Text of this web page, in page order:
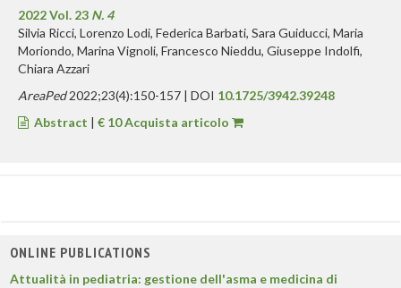
2022 Vol. 23 N. 4
Silvia Ricci, Lorenzo Lodi, Federica Barbati, Sara Guiducci, Maria
Moriondo, Marina Vignoli, Francesco Nieddu, Giuseppe Indolfi,
Chiara Azzari
AreaPed2022;23(4):150-157 | DOI 10.1725/3942.39248
Abstract | € 10 Acquista articolo
ONLINE PUBLICATIONS
Attualità in pediatria: gestione dell'asma e medicina di